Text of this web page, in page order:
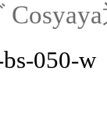
050-w